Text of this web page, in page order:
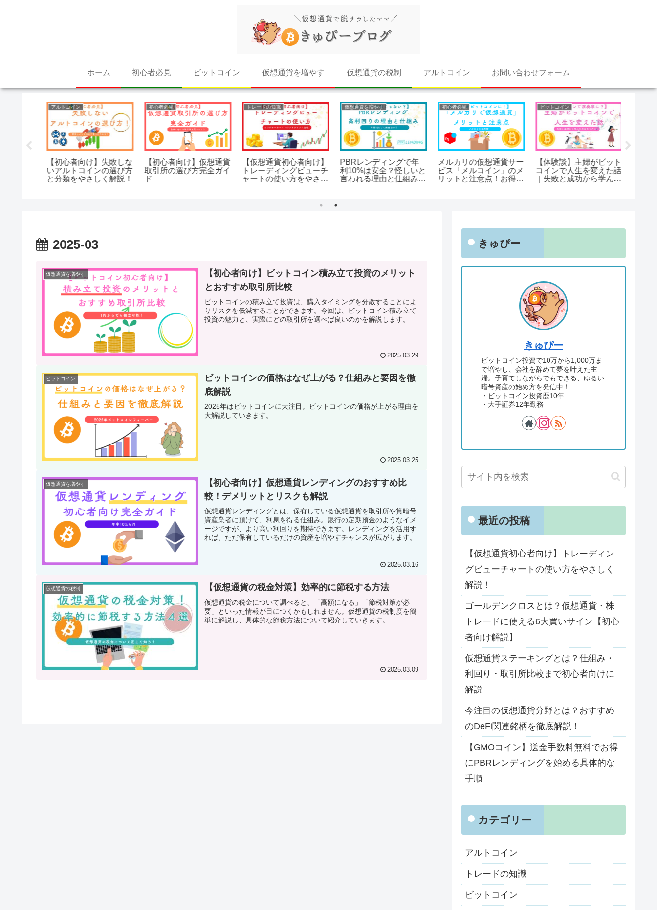
ホーム 初心者必見 ビットコイン 仮想通貨を増やす 仮想通貨の税制 アルトコイン お問い合わせフォーム
アルトコイン
【初心者向け】失敗しな
いアルトコインの選び方
と分類をやさしく解説！
初心者必見
【初心者向け】仮想通貨
取引所の選び方完全ガイ
トレードの知識
【仮想通貨初心者向け】
トレーディングビューチ
ャートの使い方をやさし
仮想通貨を増やす
PBRレンディングで年
利10%は安全？怪しいと
言われる理由と仕組みを
初心者必見
メルカリの仮想通貨サー
ビス「メルコイン」のメ
リットと注意点！お得な
ビットコイン
【体験談】主婦がビット
コインで人生を変えた話
｜失敗と成功から学んだ
2025-03
仮想通貨を増やす
【初心者向け】ビットコイン積み立て投資のメリット
とおすすめ取引所比較
ビットコインの積み立て投資は、購入タイミングを分散することによ
りリスクを低減することができます。今回は、ビットコイン積み立て
投資の魅力と、実際にどの取引所を選べば良いのかを解説します。
2025.03.29
ビットコイン
ビットコインの価格はなぜ上がる？仕組みと要因を徹
底解説
2025年はビットコインに大注目。ビットコインの価格が上がる理由を
大解説していきます。
2025.03.25
仮想通貨を増やす
【初心者向け】仮想通貨レンディングのおすすめ比
較！デメリットとリスクも解説
仮想通貨レンディングとは、保有している仮想通貨を取引所や貸暗号
資産業者に預けて、利息を得る仕組み。銀行の定期預金のようなイメ
ージですが、より高い利回りを期待できます。レンディングを活用す
れば、ただ保有しているだけの資産を増やすチャンスが広がります。
2025.03.16
仮想通貨の税制 【仮想通貨の税金対策】効率的に節税する方法
仮想通貨の税金について調べると、「高額になる」「節税対策が必
要」といった情報が目につくかもしれません。仮想通貨の税制度を簡
単に解説し、具体的な節税方法について紹介していきます。
2025.03.09
きゅぴー
きゅぴー
ビットコイン投資で10万から1,000万ま
で増やし、会社を辞めて夢を叶えた主
婦。子育てしながらでもできる、ゆるい
暗号資産の始め方を発信中！
・ビットコイン投資歴10年
・大手証券12年勤務
最近の投稿
【仮想通貨初心者向け】トレーディン
グビューチャートの使い方をやさしく
解説！
ゴールデンクロスとは？仮想通貨・株
トレードに使える6大買いサイン【初心
者向け解説】
仮想通貨ステーキングとは？仕組み・
利回り・取引所比較まで初心者向けに
解説
今注目の仮想通貨分野とは？おすすめ
のDeFi関連銘柄を徹底解説！
【GMOコイン】送金手数料無料でお得
にPBRレンディングを始める具体的な
手順
カテゴリー
アルトコイン
トレードの知識
ビットコイン